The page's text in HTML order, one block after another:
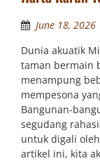
June 18, 2026
Dunia akuatik
taman bermain
menampung
mempesona
Bangunan-
segudang
untuk digali
artikel ini, kita